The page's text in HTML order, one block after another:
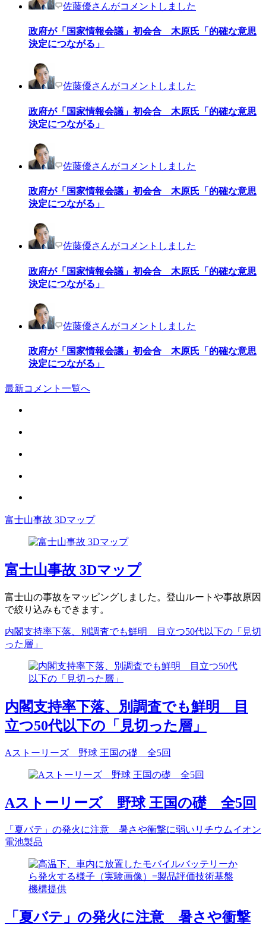
佐藤優さんがコメントしました
政府が「国家情報会議」初会合 木原氏「的確な意思
決定につながる」
佐藤優さんがコメントしました
政府が「国家情報会議」初会合 木原氏「的確な意思
決定につながる」
佐藤優さんがコメントしました
政府が「国家情報会議」初会合 木原氏「的確な意思
決定につながる」
佐藤優さんがコメントしました
政府が「国家情報会議」初会合 木原氏「的確な意思
決定につながる」
佐藤優さんがコメントしました
政府が「国家情報会議」初会合 木原氏「的確な意思
決定につながる」
最新コメント一覧へ
富士山事故 3Dマップ
富士山事故 3Dマップ
富士山の事故をマッピングしました。登山ルートや事故原因
で絞り込みもできます。
内閣支持率下落、別調査でも鮮明 目立つ50代以下の「見切
った層」
内閣支持率下落、別調査でも鮮明 目
立つ50代以下の「見切った層」
Aストーリーズ 野球 王国の礎 全5回
Aストーリーズ 野球 王国の礎 全5回
「夏バテ」の発火に注意 暑さや衝撃に弱いリチウムイオン
電池製品
「夏バテ」の発火に注意 暑さや衝撃